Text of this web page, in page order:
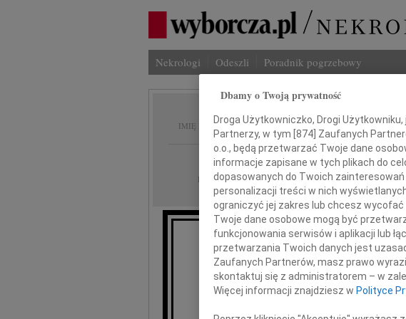
Nekrologi Odeszli Poradnik pogrzebowy
IMIĘ I NAZWISKO: Borys Malkin
REGION: Warszawa
DATA EMISJI: 14.08.2009
W dniu 12 sierpnia 2009
Dbamy o Twoją prywatność
Droga Użytkowniczko, Drogi
Partnerzy, w tym [ 874 ] Zaufanych
o.o., będą przetwarzać Twoje dane
informacje zapisane w tych plikach do
dopasowanych do Twoich
personalizacji treści w nich
ograniczyć jej zakres lub chcesz wycofać
Twoje dane osobowe mogą być
funkcjonowania serwisów i aplikacji lub
przetwarzania Twoich danych jest
Zaufanych Partnerów, masz prawo
skontaktuj się z administratorem – w
Więcej informacji znajdziesz w Polityce